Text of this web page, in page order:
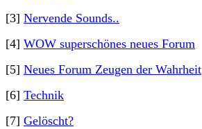
[3] Nervende Sounds..
[4] WOW superschönes neues Forum
[5] Neues Forum Zeugen der Wahrheit
[6] Technik
[7] Gelöscht?